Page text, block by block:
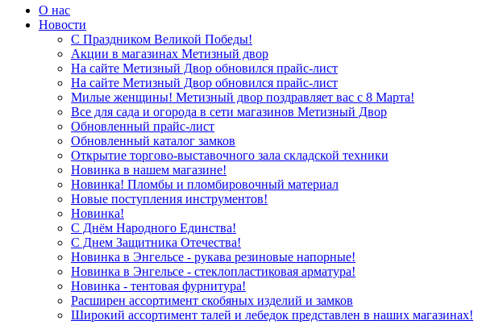
О нас
Новости
С Праздником Великой Победы!
Акции в магазинах Метизный двор
На сайте Метизный Двор обновился прайс-лист
На сайте Метизный Двор обновился прайс-лист
Милые женщины! Метизный двор поздравляет вас с 8 Марта!
Все для сада и огорода в сети магазинов Метизный Двор
Обновленный прайс-лист
Обновленный каталог замков
Открытие торгово-выставочного зала складской техники
Новинка в нашем магазине!
Новинка! Пломбы и пломбировочный материал
Новые поступления инструментов!
Новинка!
С Днём Народного Единства!
С Днем Защитника Отечества!
Новинка в Энгельсе - рукава резиновые напорные!
Новинка в Энгельсе - стеклопластиковая арматура!
Новинка - тентовая фурнитура!
Расширен ассортимент скобяных изделий и замков
Широкий ассортимент талей и лебедок представлен в наших магазинах!